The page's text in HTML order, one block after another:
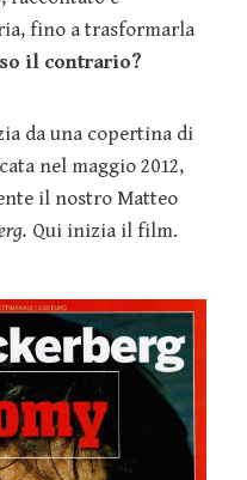
fino a trasformarla
il contrario?
da una copertina di
nel maggio 2012,
il nostro Matteo
Qui inizia il film.